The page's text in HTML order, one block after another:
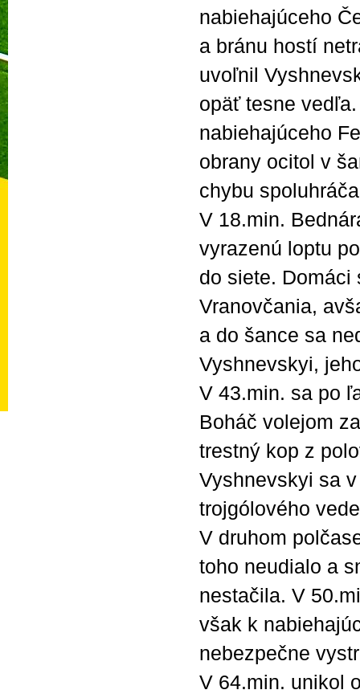
nabiehajúceho
a bránu hostí
uvoľnil
opäť tesne
nabiehajúceho
obrany ocitol v
chybu
V 18.min.
vyrazenú loptu
do siete.
Vranovčania,
a do šance sa
Vyshnevskyi,
V 43.min. sa po
Boháč volejom
trestný kop z
Vyshnevskyi sa
trojgólového
V druhom
toho neudialo a
nestačila. V
však k
nebezpečne
V 64.min. unikol